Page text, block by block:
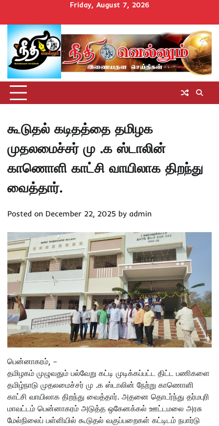
content
Friday, August 7, 2026
Homeசெய்திகள்
தமிழ்நாடுமாவட்டச்செய்திகள்
அரசியல்ஆன்மிகம்
சட்டம்
அறிவோம்
சினிமாUncategorized
கூடுதல் கடிதத்தை தமிழக
முதலமைச்சர் மு .க ஸ்டாலின்
காணொளி காட்சி வாயிலாக திறந்து
வைத்தார்.
Posted on December 22, 2025 by admin
பென்னாகரம், –
தமிழகம் முழுவதும் பல்வேறு கட்டி முடிக்கப்பட்ட திட்ட பணிகளை
தமிழ்நாடு முதலமைச்சர் மு .க ஸ்டாலின் நேற்று காணொளி
காட்சி வாயிலாக திறந்து வைத்தார். அதனை தொடர்ந்து தர்மபுரி
மாவட்டம் பென்னாகரம் அடுத்த ஒகேனக்கல் ஊட்டமலை அரசு
மேல்நிலைப் பள்ளியில் கூடுதல் வகுப்பறைகள் கட்டிடம் நபார்டு